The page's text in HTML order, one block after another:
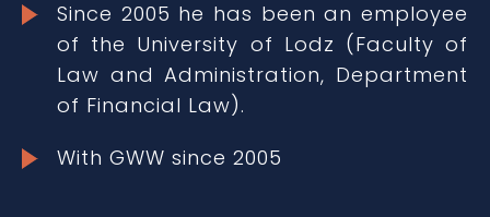
Since 2005 he has been an employee
of the University of Lodz (Faculty of
Law and Administration, Department
of Financial Law).
With GWW since 2005